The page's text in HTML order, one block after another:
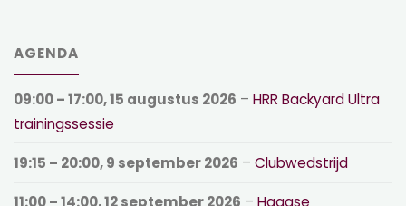
AGENDA
09:00– 17:00,15 augustus 2026 –HRR Backyard Ultra
trainingssessie
19:15 – 20:00,9 september 2026 –Clubwedstrijd
11:00– 14:00,12 september 2026 –Haagse